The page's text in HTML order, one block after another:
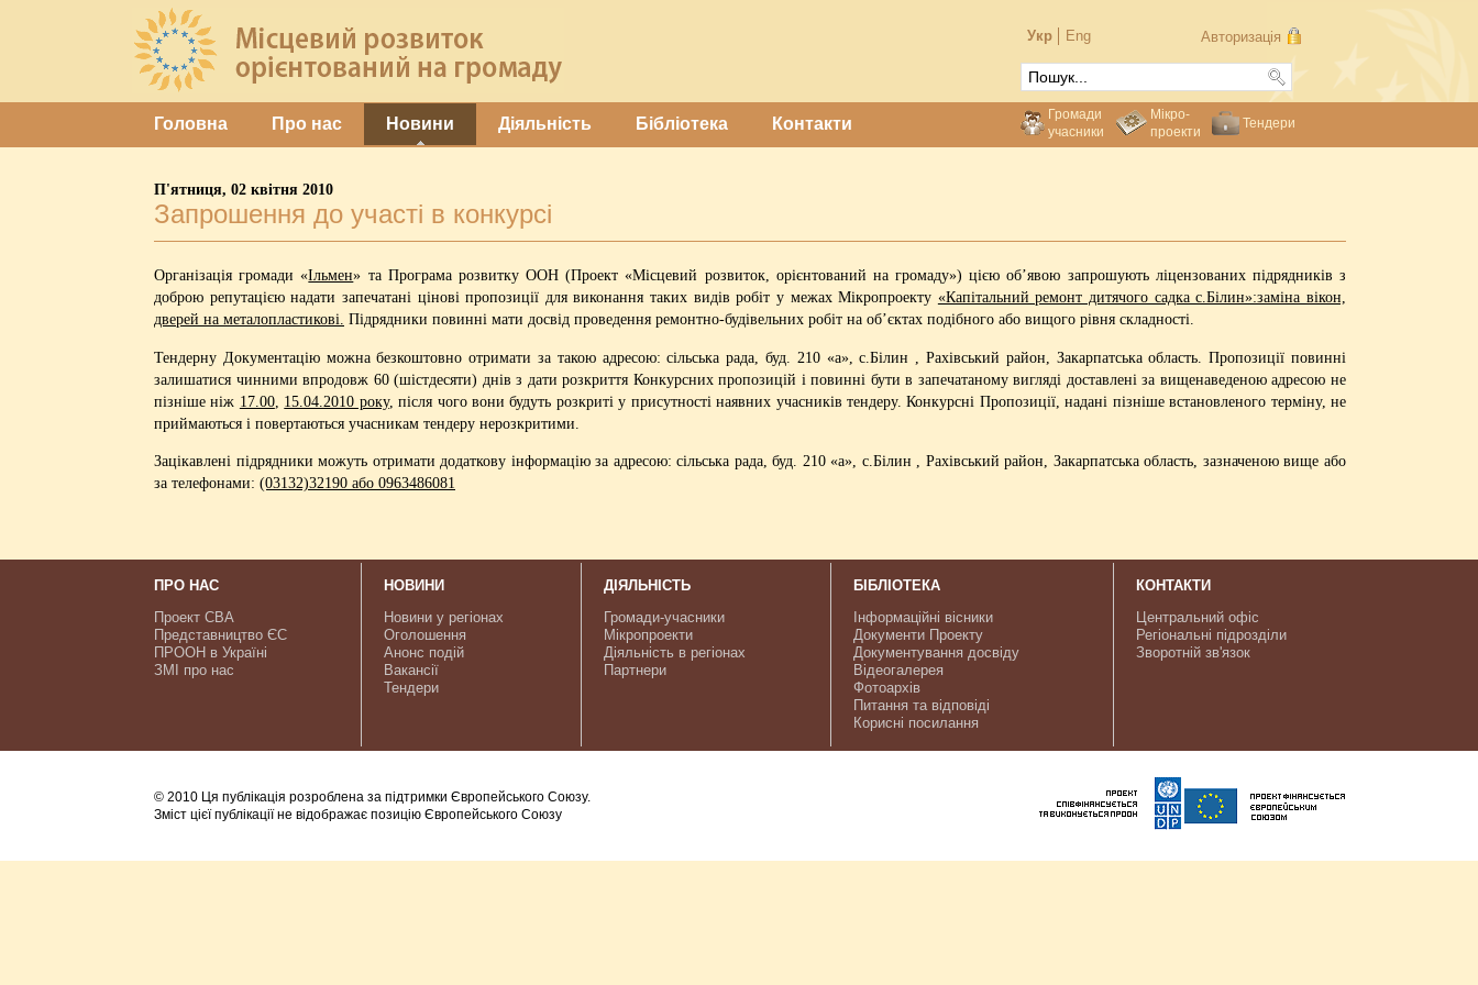
Укр Eng Авторизація
Головна Про нас Новини Діяльність Бібліотека Контакти
Громади
учасники
Мікро-
проекти
Тендери
П'ятниця, 02 квітня 2010
Запрошення до участі в конкурсі
Організація громади «Ільмен» та Програма розвитку ООН (Проект «Місцевий розвиток, орієнтований на громаду») цією об’явою запрошують ліцензованих підрядників з
доброю репутацією надати запечатані цінові пропозиції для виконання таких видів робіт у межах Мікропроекту «Капітальний ремонт дитячого садка с.Білин»:заміна вікон,
дверей на металопластикові. Підрядники повинні мати досвід проведення ремонтно-будівельних робіт на об’єктах подібного або вищого рівня складності.
Тендерну Документацію можна безкоштовно отримати за такою адресою: сільська рада, буд. 210 «а», с.Білин , Рахівський район, Закарпатська область. Пропозиції повинні
залишатися чинними впродовж 60 (шістдесяти) днів з дати розкриття Конкурсних пропозицій і повинні бути в запечатаному вигляді доставлені за вищенаведеною адресою не
пізніше ніж 17.00, 15.04.2010 року, після чого вони будуть розкриті у присутності наявних учасників тендеру. Конкурсні Пропозиції, надані пізніше встановленого терміну, не
приймаються і повертаються учасникам тендеру нерозкритими.
Зацікавлені підрядники можуть отримати додаткову інформацію за адресою: сільська рада, буд. 210 «а», с.Білин , Рахівський район, Закарпатська область, зазначеною вище або
за телефонами: (03132)32190 або 0963486081
ПРО НАС
Проект CBA
Представництво ЄС
ПРООН в Україні
ЗМІ про нас
НОВИНИ
Новини у регіонах
Оголошення
Анонс подій
Вакансії
Тендери
ДІЯЛЬНІСТЬ
Громади-учасники
Мікропроекти
Діяльність в регіонах
Партнери
БІБЛІОТЕКА
Інформаційні вісники
Документи Проекту
Документування досвіду
Відеогалерея
Фотоархів
Питання та відповіді
Корисні посилання
КОНТАКТИ
Центральний офіс
Регіональні підрозділи
Зворотній зв'язок
© 2010 Ця публікація розроблена за підтримки Європейського Союзу.
Зміст цієї публікації не відображає позицію Європейського Союзу